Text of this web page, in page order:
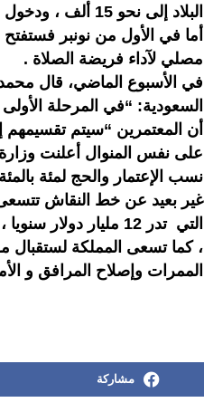
البلاد إلى نحو 15 ألف ، ودخول 40 الف مصلي للحرم المكي .
أما في الأول من نونبر
مصلي لآداء فريضة الصلاة .
في الأسبوع الماضي، قال محمد
السعودية: “في المرحلة
أن المعتمرين “سيتم
على نفس المنوال أعلنت وزارة
نسب الإعتمار والحج لمئة
غير بعيد عن خط النقاش تتسعى
التي تدر 12 مليار
الممرات وإصلاح المرافق و
مشاركة